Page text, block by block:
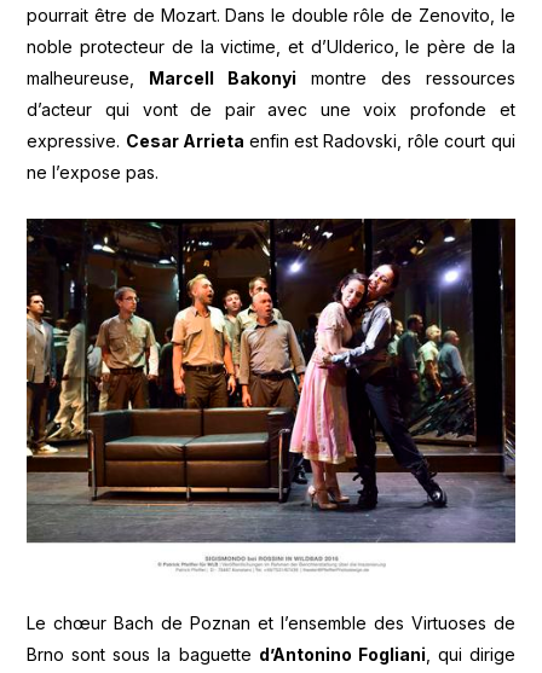
pourrait être de Mozart. Dans le double rôle de Zenovito, le
noble protecteur de la victime, et d’Ulderico, le père de la
malheureuse,
Marcell Bakonyi montre des ressources
d’acteur qui vont de pair avec une voix profonde et
expressive. Cesar Arrieta enfin est Radovski, rôle court qui
ne l’expose pas.
Le chœur Bach de Poznan et l’ensemble des Virtuoses de
Brno sont sous la baguette d’Antonino Fogliani , qui dirige